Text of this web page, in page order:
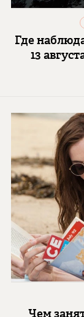
Где
13